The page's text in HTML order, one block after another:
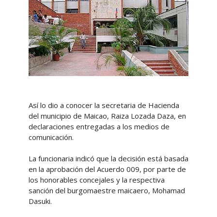
Así lo dio a conocer la secretaria de Hacienda
del municipio de Maicao, Raiza Lozada Daza, en
declaraciones entregadas a los medios de
comunicación.
La funcionaria indicó que la decisión está basada
en la aprobación del Acuerdo 009, por parte de
los honorables concejales y la respectiva
sanción del burgomaestre maicaero, Mohamad
Dasuki.